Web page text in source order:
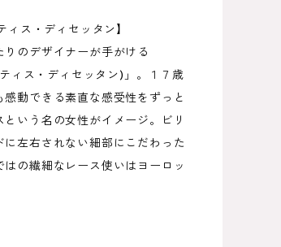
ス・ディセッタン】
のデザイナーが手がける
ィス・ディセッタン)」。１７歳
動できる素直な感受性をずっと
いう名の女性がイメージ。ビリ
左右されない細部にこだわった
の繊細なレース使いはヨーロッ